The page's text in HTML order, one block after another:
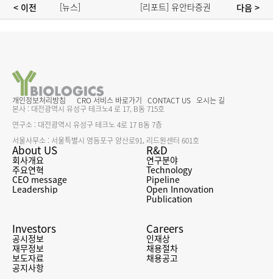
< 이전
[뉴스]
와이바이오로직스,
[리포트] 유안타증권
- 차세대 면역
다음 >
개인정보처리방침 CRO 서비스 바로가기 CONTACT US 오시는 길
본사 : 대전광역시 유성구 테크노4 로 17, B동 715호
연구소 : 대전광역시 유성구 테크노 4로 17 B동 7층
서울사무소 : 서울특별시 영등포구 양산로91, 리드원센터 601호
About US
회사개요
주요연혁
CEO message
Leadership
R&D
연구분야
Technology
Pipeline
Open Innovation
Publication
Investors
공시정보
재무정보
보도자료
공지사항
Careers
인재상
채용절차
채용공고